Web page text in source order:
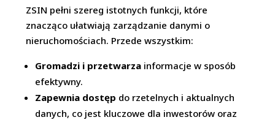
ZSIN pełni szereg istotnych funkcji, które
znacząco ułatwiają zarządzanie danymi o
nieruchomościach. Przede wszystkim:
Gromadzi i przetwarza informacje w sposób
efektywny.
Zapewnia dostęp do rzetelnych i aktualnych
danych, co jest kluczowe dla inwestorów oraz